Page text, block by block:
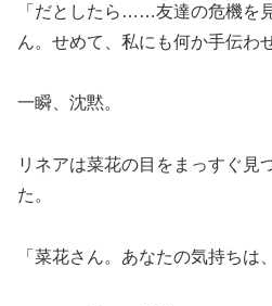
「だとしたら……友達の危機を
ん。せめて、私にも何か手伝わ
一瞬、沈黙。
リネアは菜花の目をまっすぐ見
た。
「菜花さん。あなたの気持ちは